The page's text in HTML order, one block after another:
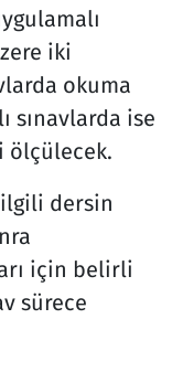
iki
okuma
sınavlarda ise
ölçülecek.
ilgili dersin
için belirli
sürece